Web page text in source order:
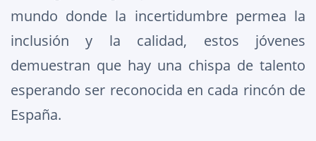
mundo donde la incertidumbre permea la
inclusión y la calidad, estos jóvenes
demuestran que hay una chispa de talento
esperando ser reconocida en cada rincón de
España.